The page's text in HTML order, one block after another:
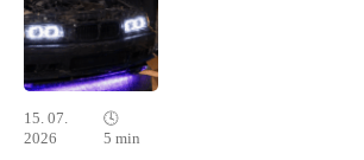
15. 07.
2026
🕓
5 min